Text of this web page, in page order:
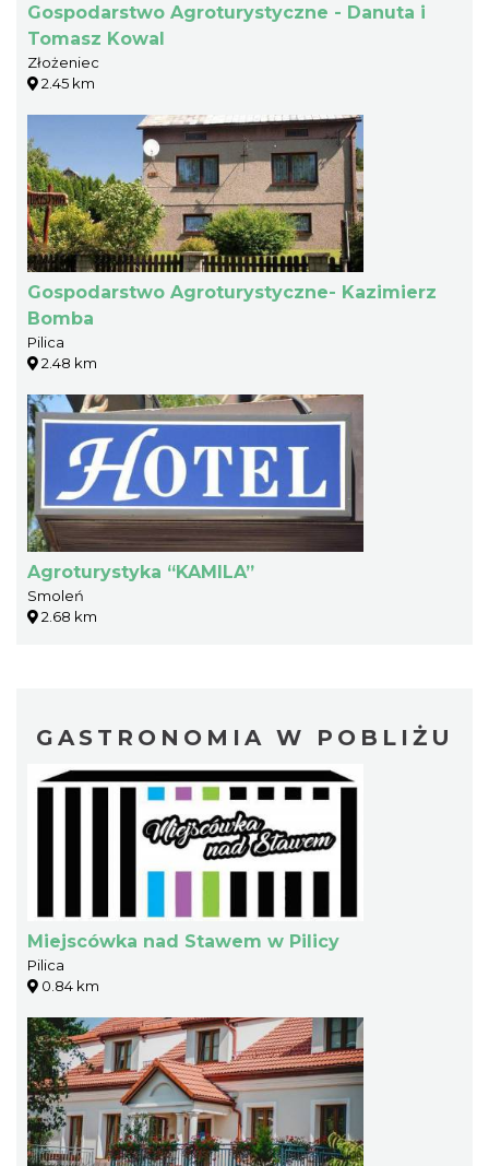
Gospodarstwo Agroturystyczne - Danuta i
Tomasz Kowal
Złożeniec
2.45 km
Gospodarstwo Agroturystyczne- Kazimierz
Bomba
Pilica
2.48 km
Agroturystyka “KAMILA”
Smoleń
2.68 km
GASTRONOMIA W POBLIŻU
Miejscówka nad Stawem w Pilicy
Pilica
0.84 km